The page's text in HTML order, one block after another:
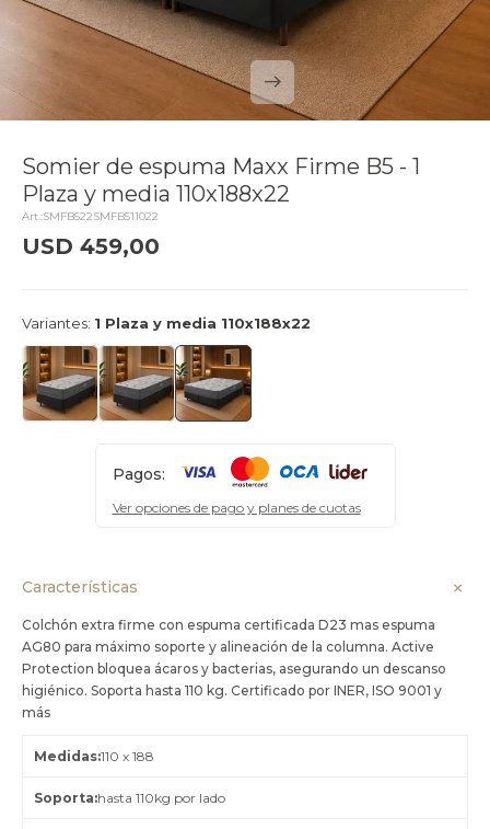
Somier de espuma Maxx Firme B5 - 1
Plaza y media 110x188x22
SMFB522SMFB511022
USD 459,00
Variantes: 1 Plaza y media 110x188x22
Pagos:
Ver opciones de pago y planes de cuotas
Características
Colchón extra firme con espuma certificada D23 mas espuma
AG80 para máximo soporte y alineación de la columna. Active
Protection bloquea ácaros y bacterias, asegurando un descanso
higiénico. Soporta hasta 110 kg. Certificado por INER, ISO 9001 y
más
Medidas 110 x 188
Soporta hasta 110kg por lado